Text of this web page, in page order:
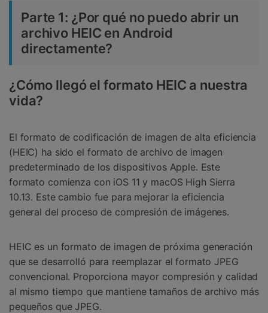
Parte 1: ¿Por qué no puedo abrir un
archivo HEIC en Android
directamente?
¿Cómo llegó el formato HEIC a nuestra
vida?
El formato de codificación de imagen de alta eficiencia
(HEIC) ha sido el formato de archivo de imagen
predeterminado de los dispositivos Apple. Este
formato comienza con iOS 11 y macOS High Sierra
10.13. Este cambio fue para mejorar la eficiencia
general del proceso de compresión de imágenes.
HEIC es un formato de imagen de próxima generación
que se desarrolló para reemplazar el formato JPEG
convencional. Proporciona mayor compresión y calidad
al mismo tiempo que mantiene tamaños de archivo más
pequeños que JPEG.